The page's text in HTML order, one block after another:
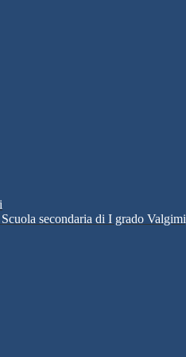
secondaria di I grado